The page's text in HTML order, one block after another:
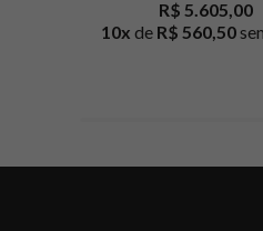
R$ 5.605,00
10x de R$ 560,50